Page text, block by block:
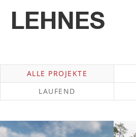
ALLE
LAUFEND